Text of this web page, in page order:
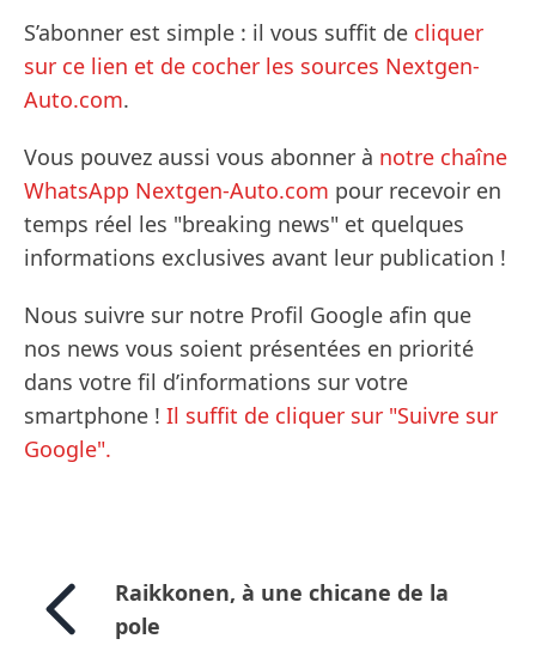
S’abonner est simple : il vous suffit de cliquer
sur ce lien et de cocher les sources Nextgen-
Auto.com.
Vous pouvez aussi vous abonner à notre chaîne
WhatsApp Nextgen-Auto.com pour recevoir en
temps réel les "breaking news" et quelques
informations exclusives avant leur publication !
Nous suivre sur notre Profil Google afin que
nos news vous soient présentées en priorité
dans votre fil d’informations sur votre
smartphone ! Il suffit de cliquer sur "Suivre sur
Google".
Raikkonen, à une chicane de la
pole